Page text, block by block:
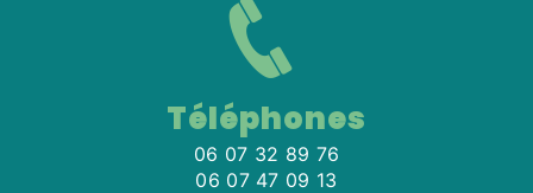
Téléphones
06 07 32 89 76
06 07 47 09 13